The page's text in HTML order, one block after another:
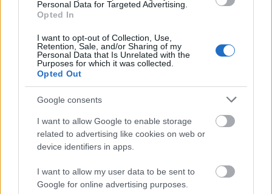
Personal Data for Targeted Advertising.
Opted In
I want to opt-out of Collection, Use,
Retention, Sale, and/or Sharing of my
Personal Data that Is Unrelated with the
Purposes for which it was collected.
Opted Out
Google consents
I want to allow Google to enable storage
related to advertising like cookies on web or
device identifiers in apps.
I want to allow my user data to be sent to
Google for online advertising purposes.